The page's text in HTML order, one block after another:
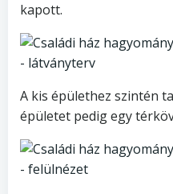
kapott.
A kis épülethez szintén
épületet pedig egy